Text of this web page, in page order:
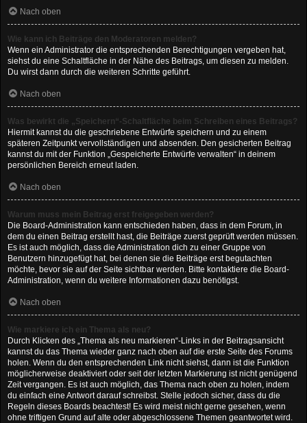
Nach oben
Wie kann ich Beiträge den Moderatoren melden?
Wenn ein Administrator die entsprechenden Berechtigungen vergeben hat,
siehst du eine Schaltfläche in der Nähe des Beitrags, um diesen zu melden.
Du wirst dann durch die weiteren Schritte geführt.
Nach oben
Was bewirkt die „Speichern“-Schaltfläche beim Schreiben eines Beitrags?
Hiermit kannst du die geschriebene Entwürfe speichern und zu einem
späteren Zeitpunkt vervollständigen und absenden. Den gesicherten Beitrag
kannst du mit der Funktion „Gespeicherte Entwürfe verwalten“ in deinem
persönlichen Bereich erneut laden.
Nach oben
Warum muss mein Beitrag erst freigegeben werden?
Die Board-Administration kann entschieden haben, dass in dem Forum, in
dem du einen Beitrag erstellt hast, die Beiträge zuerst geprüft werden müssen.
Es ist auch möglich, dass die Administration dich zu einer Gruppe von
Benutzern hinzugefügt hat, bei denen sie die Beiträge erst begutachten
möchte, bevor sie auf der Seite sichtbar werden. Bitte kontaktiere die Board-
Administration, wenn du weitere Informationen dazu benötigst.
Nach oben
Wie markiere ich ein Thema als neu?
Durch Klicken des „Thema als neu markieren“-Links in der Beitragsansicht
kannst du das Thema wieder ganz nach oben auf die erste Seite des Forums
holen. Wenn du den entsprechenden Link nicht siehst, dann ist die Funktion
möglicherweise deaktiviert oder seit der letzten Markierung ist nicht genügend
Zeit vergangen. Es ist auch möglich, das Thema nach oben zu holen, indem
du einfach eine Antwort darauf schreibst. Stelle jedoch sicher, dass du die
Regeln dieses Boards beachtest! Es wird meist nicht gerne gesehen, wenn
ohne triftigen Grund auf alte oder abgeschlossene Themen geantwortet wird.